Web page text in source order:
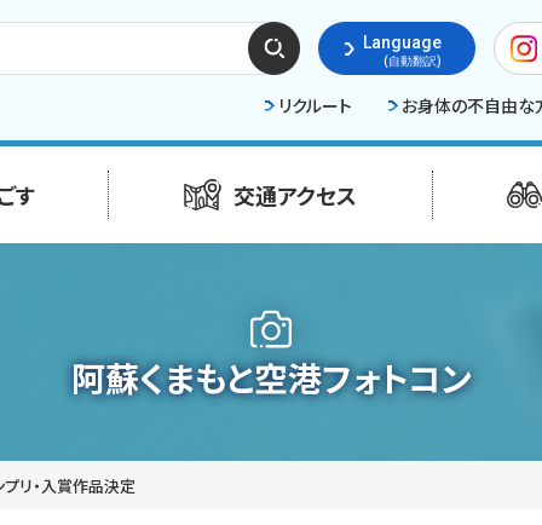
検索
する
Language
(自動翻訳)
リクルート お身体の不自由な
す 交通アクセス
阿蘇くまもと空港フォトコン
リ・入賞作品決定